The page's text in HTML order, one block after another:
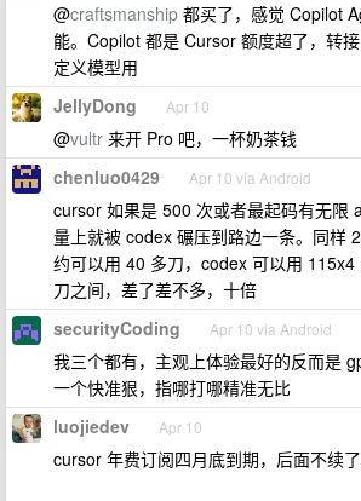
@craftsmanship 都买了，感觉 Copilot
能。Copilot 都是 Cursor 额度超了，转
定义模型用
JellyDong Apr 10
@vultr 来开 Pro 吧，一杯奶茶钱
chenluo0429 Apr 10 via Android
cursor 如果是 500 次或者最起码有无限
量上就被 codex 碾压到路边一条。同样
约可以用 40 多刀，codex 可以用
刀之间，差了差不多，十倍
securityCoding Apr 10 via Android
我三个都有，主观上体验最好的反而是
一个快准狠，指哪打哪精准无比
luojiedev Apr 10
cursor 年费订阅四月底到期，后面不续